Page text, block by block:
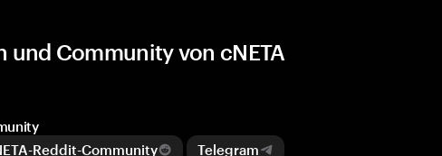
und Community von cNETA
Reddit-Community
Telegram